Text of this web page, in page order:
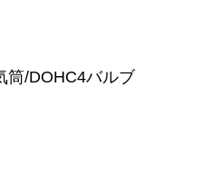
筒/DOHC4バルブ